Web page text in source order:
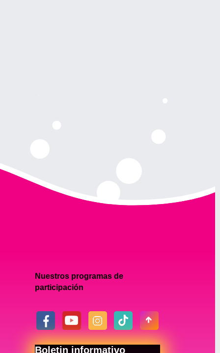
Nuestros programas de
participación
Boletin informativo